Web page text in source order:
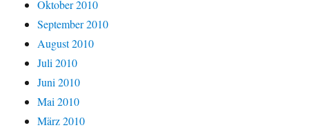
Oktober 2010
September 2010
August 2010
Juli 2010
Juni 2010
Mai 2010
März 2010